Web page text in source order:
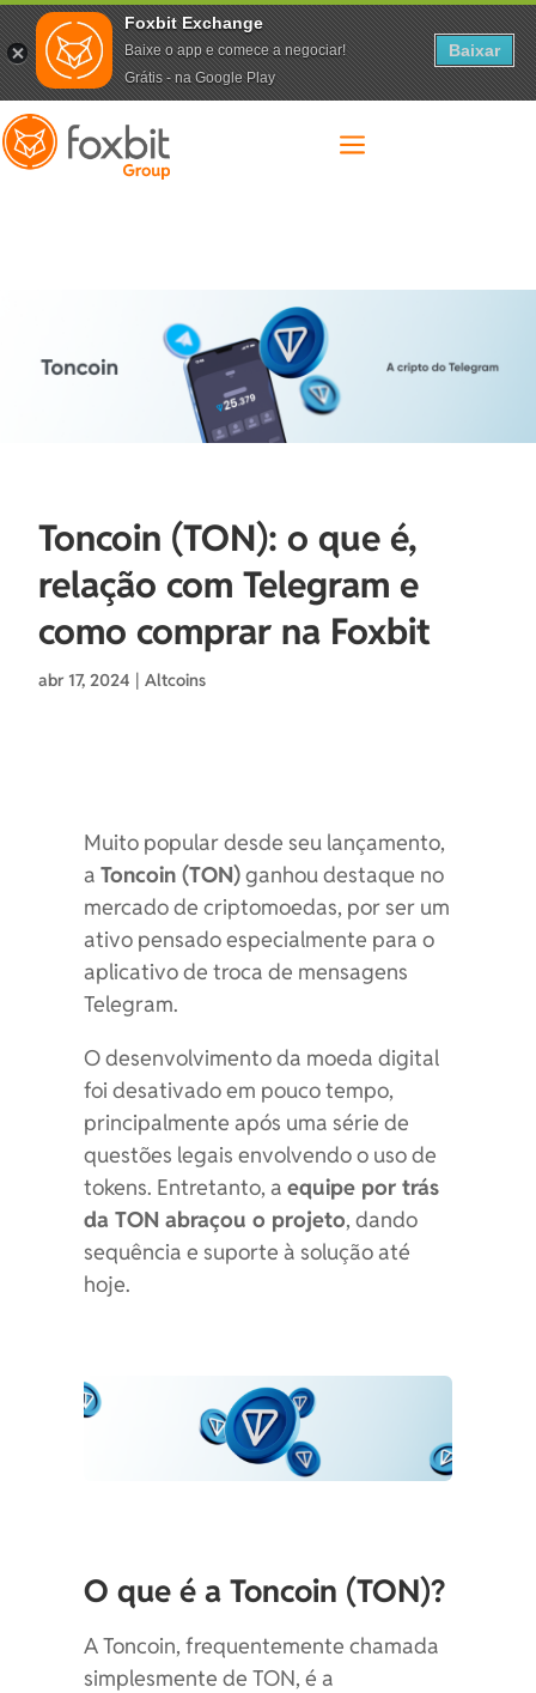
a
Toncoin (TON): o que é,
relação com Telegram e
como comprar na Foxbit
abr 17, 2024 | Altcoins
Muito popular desde seu lançamento,
aToncoin (TON)ganhou destaque no
mercado de criptomoedas, por ser um
ativo pensado especialmente para o
aplicativo de troca de mensagens
Telegram.
O desenvolvimento da moeda digital
foi desativado em pouco tempo,
principalmente após uma série de
questões legais envolvendo o uso de
tokens. Entretanto, aequipe por trás
da TON abraçou o projeto, dando
sequência e suporte à solução até
hoje.
O que é a Toncoin (TON)?
A Toncoin, frequentemente chamada
simplesmente de TON, é a
Foxbit Exchange
Baixe o app e comece a negociar!
Grátis - na Google Play
Baixar